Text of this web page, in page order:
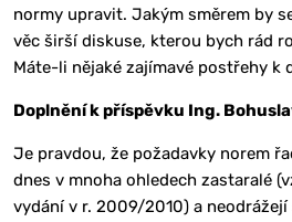
normy upravit. Jakým směrem by
věc širší diskuse, kterou bych rád
Máte-li nějaké zajímavé postřehy k
Doplnění k příspěvku Ing.
Je pravdou, že požadavky norem
dnes v mnoha ohledech zastaralé
vydání v r. 2009/2010) a